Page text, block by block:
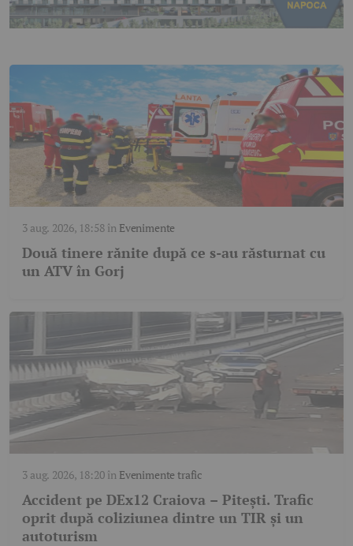
3 aug. 2026, 18:58în Evenimente
Două tinere rănite după ce s-au răsturnat cu
un ATV în Gorj
3 aug. 2026, 18:20în Evenimente trafic
Accident pe DEx12 Craiova – Pitești. Trafic
oprit după coliziunea dintre un TIR și un
autoturism